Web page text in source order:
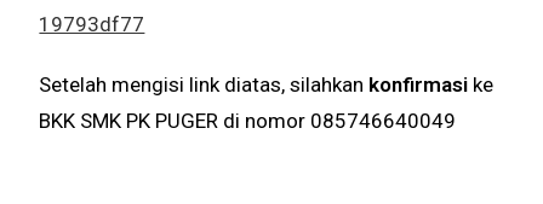
19793df77
Setelah mengisi link diatas, silahkan konfirmasi ke
BKK SMK PK PUGER di nomor 085746640049